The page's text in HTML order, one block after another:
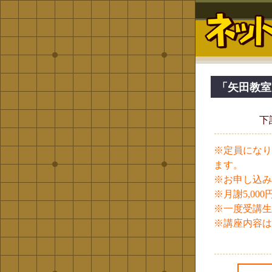
「矢田教
下
※定員にな
ます。
※お申し込
※ 月謝5,000
※一度受講
※講座内容